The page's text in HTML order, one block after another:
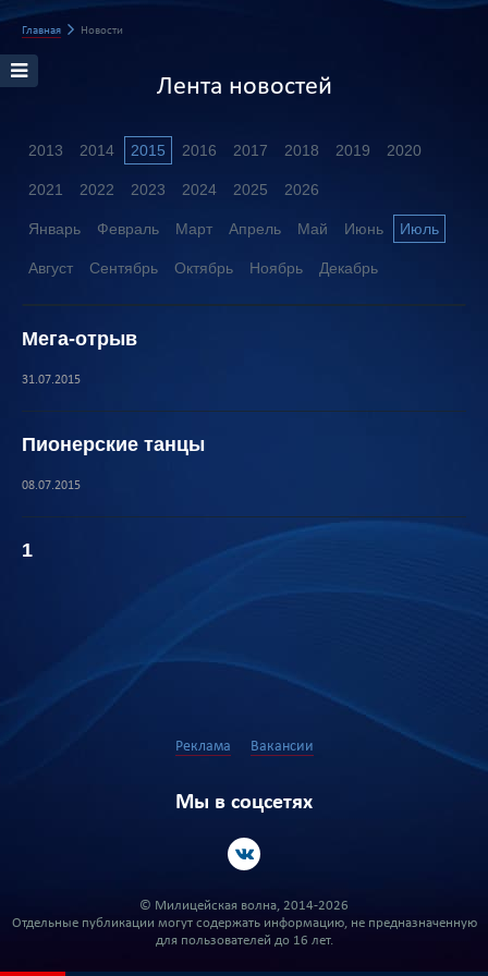
Главная Новости
Лента новостей
2013 2014 2015 2016 2017 2018 2019 2020
2021 2022 2023 2024 2025 2026
Январь Февраль Март Апрель Май Июнь Июль
Август Сентябрь Октябрь Ноябрь Декабрь
Мега-отрыв
31.07.2015
Пионерские танцы
08.07.2015
1
Реклама Вакансии
Мы в соцсетях
© Милицейская волна, 2014-2026
Отдельные публикации могут содержать информацию, не предназначенную
для пользователей до 16 лет.